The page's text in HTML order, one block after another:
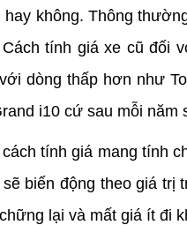
hay không. Thông
tính giá xe cũ đối
dòng thấp hơn như
i10 cứ sau mỗi
tính giá mang tính
biến động theo giá trị
lại và mất giá ít đi